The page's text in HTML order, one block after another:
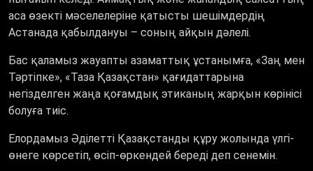
аса өзекті мәселелеріне қатысты шешімдердің
Астанада қабылдануы – соның айқын дәлелі.
Бас қаламыз жауапты азаматтық ұстанымға, «Заң мен
Тәртіпке», «Таза Қазақстан» қағидаттарына
негізделген жаңа қоғамдық этиканың жарқын көрінісі
болуға тиіс.
Елордамыз Әділетті Қазақстанды құру жолында үлгі-
өнеге көрсетіп, өсіп-өркендей береді деп сенемін.